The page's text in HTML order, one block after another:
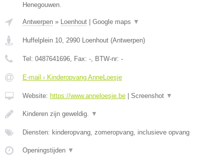
Henegouwen.
Antwerpen » Loenhout Google maps ▼
Huffelplein 10, 2990 Loenhout (Antwerpen)
Tel: 0487641696, Fax: -, BTW-nr: -
E-mail › Kinderopvang AnneLoesje
Website: https://www.anneloesje.be Screenshot ▼
Kinderen zijn geweldig. ▼
Diensten: kinderopvang, zomeropvang, inclusieve opvang
Openingstijden ▼